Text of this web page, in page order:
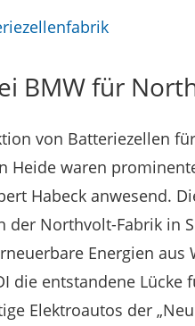
BMW für
von Batteriezellen
Heide waren
Habeck anwesend.
Northvolt-Fabrik in
Energien
die entstandene
Elektroautos der